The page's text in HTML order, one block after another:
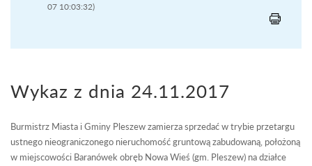
07 10:03:32)
Wykaz z dnia 24.11.2017
Burmistrz Miasta i Gminy Pleszew zamierza sprzedać w trybie przetargu
ustnego nieograniczonego nieruchomość gruntową zabudowaną, położoną
w miejscowości Baranówek obręb Nowa Wieś (gm. Pleszew) na działce